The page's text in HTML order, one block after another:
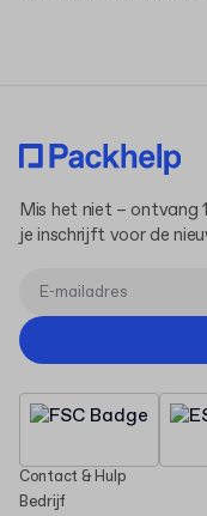
Contact & Hulp
Bedrijf
Mis het niet – ontvang
je inschrijft voor de